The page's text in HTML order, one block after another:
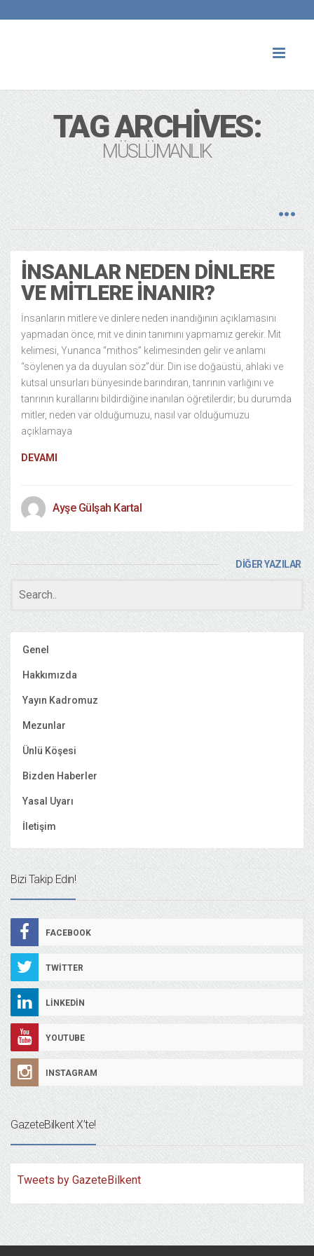
TAG ARCHIVES:
MÜSLÜMANLIK
İNSANLAR NEDEN DINLERE
VE MITLERE İNANIR?
İnsanların mitlere ve dinlere neden inandığının açıklamasını
yapmadan önce, mit ve dinin tanımını yapmamız gerekir. Mit
kelimesi, Yunanca “mithos” kelimesinden gelir ve anlamı
“söylenen ya da duyulan söz”dür. Din ise doğaüstü, ahlaki ve
kutsal unsurları bünyesinde barındıran, tanrının varlığını ve
tanrının kurallarını bildirdiğine inanılan öğretilerdir; bu durumda
mitler, neden var olduğumuzu, nasıl var olduğumuzu
açıklamaya
DEVAMI
Ayşe Gülşah Kartal
DİĞER YAZILAR
Genel
Hakkımızda
Yayın Kadromuz
Mezunlar
Ünlü Köşesi
Bizden Haberler
Yasal Uyarı
İletişim
Bizi Takip Edin!
FACEBOOK
TWITTER
LINKEDIN
YOUTUBE
INSTAGRAM
GazeteBilkent X’te!
Tweets by GazeteBilkent